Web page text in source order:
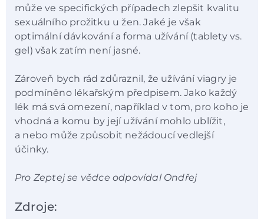
může ve specifických případech zlepšit kvalitu
sexuálního prožitku u žen. Jaké je však
optimální dávkování a forma užívání (tablety vs.
gel) však zatím není jasné.
Zároveň bych rád zdůraznil, že užívání viagry je
podmíněno lékařským předpisem. Jako každý
lék má svá omezení, například v tom, pro koho je
vhodná a komu by její užívání mohlo ublížit,
a nebo může způsobit nežádoucí vedlejší
účinky.
Pro Zeptej se vědce odpovídal Ondřej
Zdroje: